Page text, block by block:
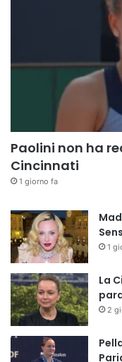
Paolini non ha
Cincinnati
1 giorno fa
1
La
2